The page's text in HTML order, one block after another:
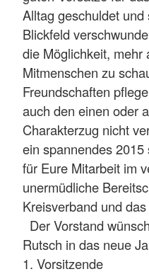
Alltag geschuldet
Blickfeld
die Möglichkeit, mehr
Mitmenschen zu
Freundschaften
auch den einen oder
Charakterzug nicht
ein spannendes
für Eure Mitarbeit im
unermüdliche
Kreisverband und
Der Vorstand
Rutsch in das neue
1. Vorsitzende